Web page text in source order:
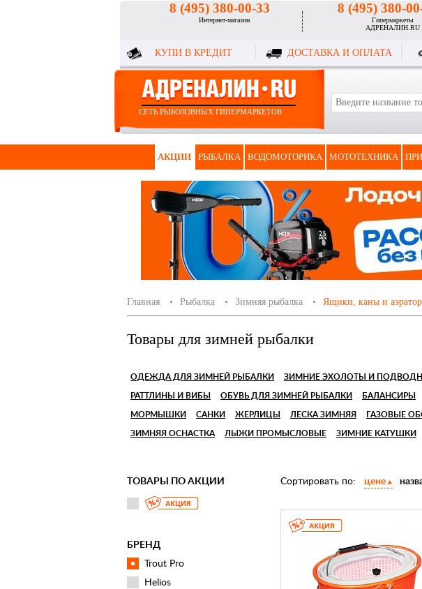
8 (495) 380-00-33
Интернет-магазин
8 (495) 380-
Гипермаркеты
АДРЕНАЛИН.RU
КУПИ В КРЕДИТ ДОСТАВКА И ОПЛАТА
СЕТЬ РЫБОЛОВНЫХ ГИПЕРМАРКЕТОВ
АКЦИИ РЫБАЛКА ВОДОМОТОРИКА МОТОТЕХНИКА
Главная Рыбалка Зимняя рыбалка Ящики, каны и
Товары для зимней рыбалки
ОДЕЖДА ДЛЯ ЗИМНЕЙ РЫБАЛКИ ЗИМНИЕ ЭХОЛОТЫ И
РАТТЛИНЫ И ВИБЫ ОБУВЬ ДЛЯ ЗИМНЕЙ РЫБАЛКИ БАЛАНСИРЫ
МОРМЫШКИ САНКИ ЖЕРЛИЦЫ ЛЕСКА ЗИМНЯЯ ГАЗОВЫЕ
ЗИМНЯЯ ОСНАСТКА ЛЫЖИ ПРОМЫСЛОВЫЕ ЗИМНИЕ КАТУШКИ
ТОВАРЫ ПО АКЦИИ
БРЕНД
Trout Pro
Helios
Сортировать по: цене